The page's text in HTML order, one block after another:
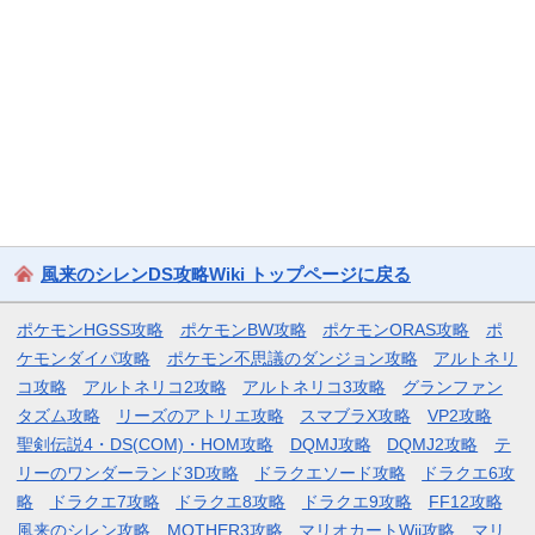
風来のシレンDS攻略Wiki トップページに戻る
ポケモンHGSS攻略 ポケモンBW攻略 ポケモンORAS攻略
ポ
ケモンダイパ攻略
ポケモン不思議のダンジョン攻略
アルトネリ
コ攻略
アルトネリコ2攻略 アルトネリコ3攻略
グランファン
タズム攻略
リーズのアトリエ攻略 スマブラX攻略
VP2攻略
聖剣伝説4・DS(COM)・HOM攻略
DQMJ攻略 DQMJ2攻略
テ
リーのワンダーランド3D攻略
ドラクエソード攻略
ドラクエ6攻
略
ドラクエ7攻略 ドラクエ8攻略 ドラクエ9攻略
FF12攻略
風来のシレン攻略
MOTHER3攻略 マリオカートWii攻略 マリ